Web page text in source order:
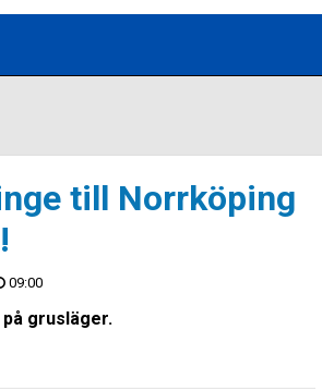
till Norrköping
09:00
grusläger.